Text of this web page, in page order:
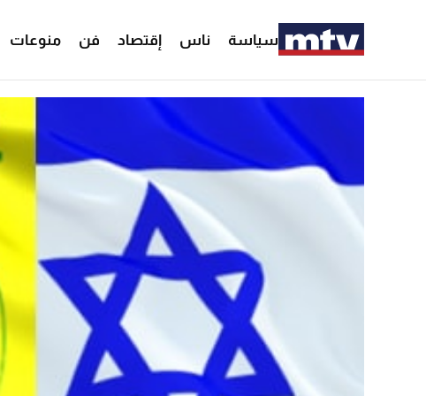
سياسة ناس إقتصاد فن منوعات